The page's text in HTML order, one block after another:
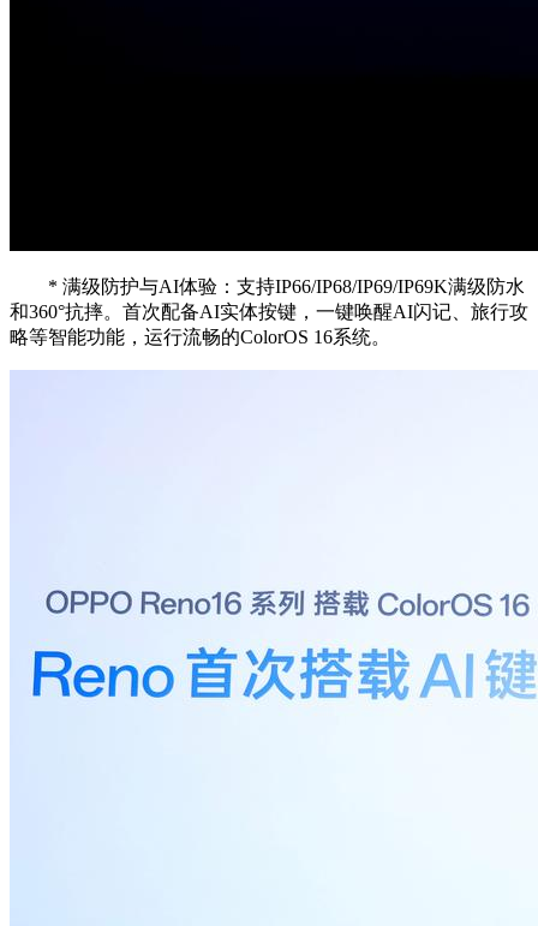
* 满级防护与AI体验：支持IP66/IP68/IP69/IP69K满级防水
和360°抗摔。首次配备AI实体按键，一键唤醒AI闪记、旅行攻
略等智能功能，运行流畅的ColorOS 16系统。